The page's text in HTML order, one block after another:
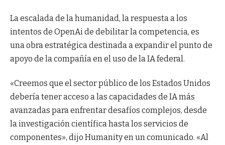
La escalada de la humanidad, la respuesta a los
intentos de OpenAi de debilitar la competencia, es
una obra estratégica destinada a expandir el punto de
apoyo de la compañía en el uso de la IA federal.
«Creemos que el sector público de los Estados Unidos
debería tener acceso a las capacidades de IA más
avanzadas para enfrentar desafíos complejos, desde
la investigación científica hasta los servicios de
componentes», dijo Humanity en un comunicado. «Al